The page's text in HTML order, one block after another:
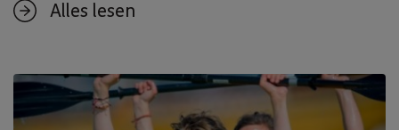
Alles lesen